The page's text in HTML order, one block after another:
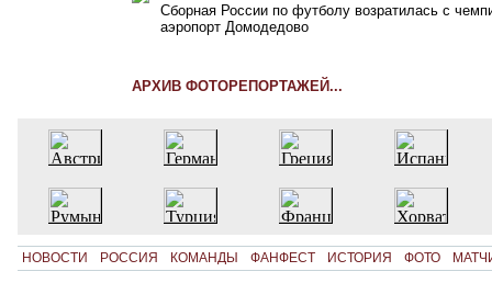
Сборная России по футболу возратилась с
аэропорт Домодедово
АРХИВ ФОТОРЕПОРТАЖЕЙ...
НОВОСТИ РОССИЯ КОМАНДЫ ФАНФЕСТ ИСТОРИЯ ФОТО